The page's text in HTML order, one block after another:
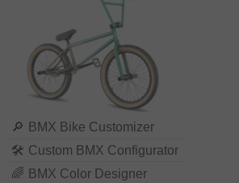
🔎 BMX Bike Customizer
🛠 Custom BMX Configurator
🌈 BMX Color Designer